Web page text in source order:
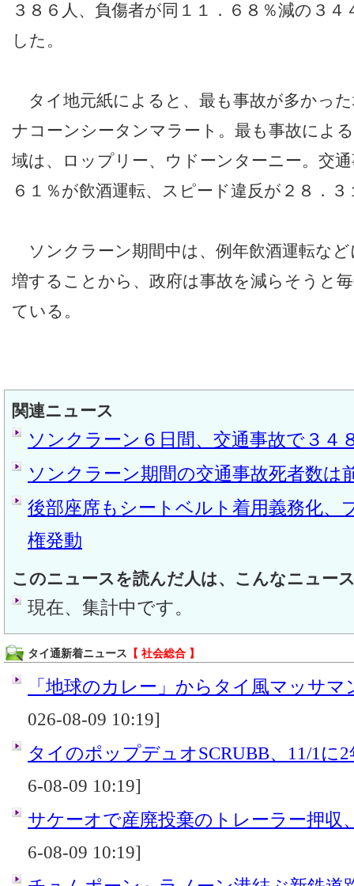
３８６人、負傷者が同１１．６８％減の３
した。
タイ地元紙によると、最も事故が多かっ
ナコーンシータンマラート。最も事故によ
域は、ロップリー、ウドーンターニー。交
６１％が飲酒運転、スピード違反が２８．３
ソンクラーン期間中は、例年飲酒運転な
増することから、政府は事故を減らそうと
ている。
関連ニュース
ソンクラーン６日間、交通事故で３４
ソンクラーン期間の交通事故死者数は
後部座席もシートベルト着用義務化、
権発動
このニュースを読んだ人は、こんなニュー
現在、集計中です。
タイ通新着ニュース 【 社会総合 】
「地球のカレー」からタイ風マッサマ
026-08-09 10:19]
タイのポップデュオSCRUBB、11/1に
6-08-09 10:19]
サケーオで産廃投棄のトレーラー押収
6-08-09 10:19]